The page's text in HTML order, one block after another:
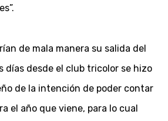
de mala manera su salida del
días desde el club tricolor se hizo
de la intención de poder contar
el año que viene, para lo cual